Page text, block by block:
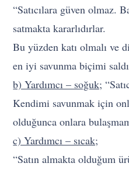
“Satıcılara güven olmaz.
satmakta kararlıdırlar.
Bu yüzden katı olmalı ve
en iyi savunma biçimi
b) Yardımcı – soğuk;
Kendimi savunmak için
olduğunca onlara
c) Yardımcı – sıcak;
“Satın almakta olduğum